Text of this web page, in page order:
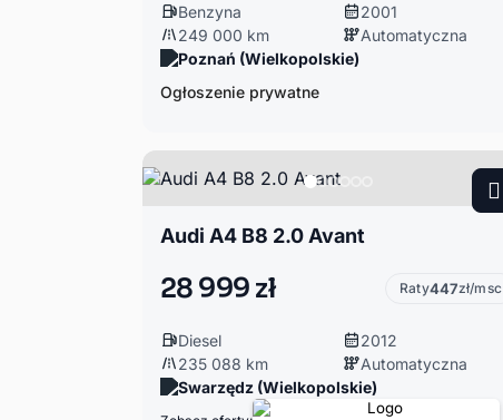
Benzyna
2001
249 000 km
Automatyczna
Poznań (Wielkopolskie)
Ogłoszenie prywatne
Audi A4 B8 2.0 Avant
28 999 zł Raty447zł/msc
Diesel
2012
235 088 km
Automatyczna
Swarzędz (Wielkopolskie)